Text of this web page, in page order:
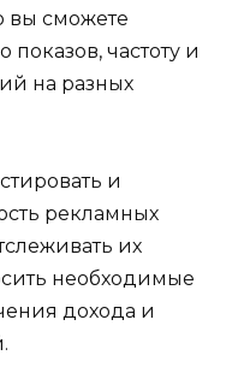
вы сможете
показов, частоту и
на разных
и
рекламных
их
необходимые
дохода и